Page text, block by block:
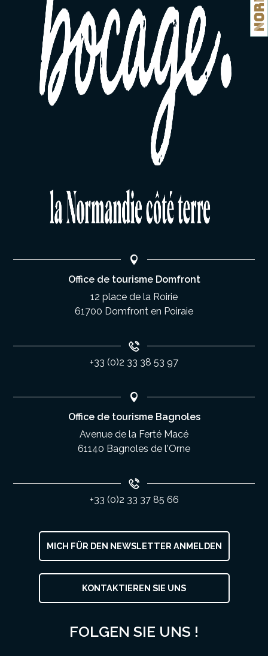
MICH FÜR DEN NEWSLETTER ANMELDEN
KONTAKTIEREN SIE UNS
FOLGEN SIE UNS !
Office de tourisme Domfront
12 place de la Roirie
61700 Domfront en Poiraie
+33 (0)2 33 38 53 97
Office de tourisme Bagnoles
Avenue de la Ferté Macé
61140 Bagnoles de l'Orne
+33 (0)2 33 37 85 66